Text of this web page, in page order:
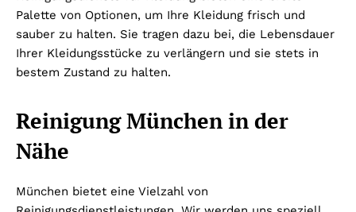
Palette von Optionen, um Ihre Kleidung frisch und
sauber zu halten. Sie tragen dazu bei, die Lebensdauer
Ihrer Kleidungsstücke zu verlängern und sie stets in
bestem Zustand zu halten.
Reinigung München in der
Nähe
München bietet eine Vielzahl von